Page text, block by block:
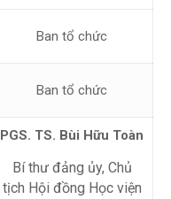
Ban tổ chức
Ban tổ chức
PGS. TS. Bùi Hữu Toàn
Bí thư đảng ủy, Chủ
tịch Hội đồng Học viện